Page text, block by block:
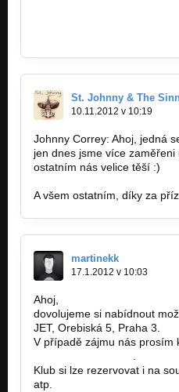
St. Johnny & The
10.11.2012 v 10:19
Johnny Correy: Ahoj, jedná
jen dnes jsme více
ostatním nás velice těší :)
A všem ostatním, díky za
martinekk
17.1.2012 v 10:03
Ahoj,
dovolujeme si nabídnout
JET, Orebiská 5, Praha 3.
V případě zájmu nás prosím
Klub si lze rezervovat i na
atp.